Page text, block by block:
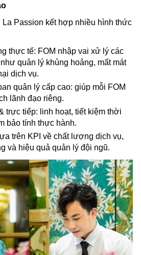
Passion kết hợp nhiều hình thức
thực tế: FOM nhập vai xử lý các
quản lý khủng hoảng, mất mát
dịch vụ.
quản lý cấp cao: giúp mỗi FOM
lãnh đạo riêng.
trực tiếp: linh hoạt, tiết kiệm thời
bảo tính thực hành.
trên KPI về chất lượng dịch vụ,
và hiệu quả quản lý đội ngũ.